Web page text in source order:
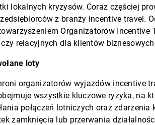
lokalnych kryzysów. Coraz częściej
z branży incentive travel.
Organizatorów
relacyjnych dla klientów
loty
organizatorów wyjazdów incentive
wszystkie kluczowe ryzyka, na
połączeń lotniczych oraz
zamknięcia lub przerwania